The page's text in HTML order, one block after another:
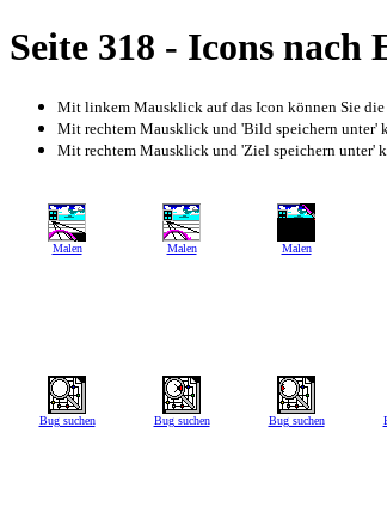
Seite 318 - Icons nach
Mit linkem Mausklick auf das Icon können Sie
Mit rechtem Mausklick und 'Bild speichern unter'
Mit rechtem Mausklick und 'Ziel speichern unter'
Malen Malen Malen
Bug suchen Bug suchen Bug suchen